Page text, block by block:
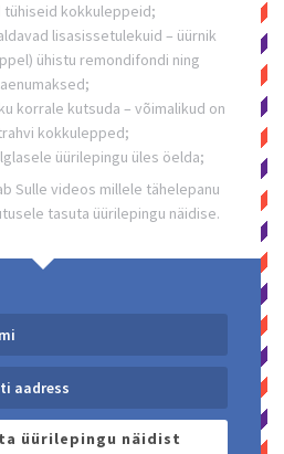
tühiseid kokkuleppeid;
lisasissetulekuid – üürnik
ühistu remondifondi ning
korrale kutsuda – võimalikud on
kokkulepped;
üürilepingu üles öelda;
Sulle videos millele tähelepanu
tasuta üürilepingu näidise.
üürilepingu näidist